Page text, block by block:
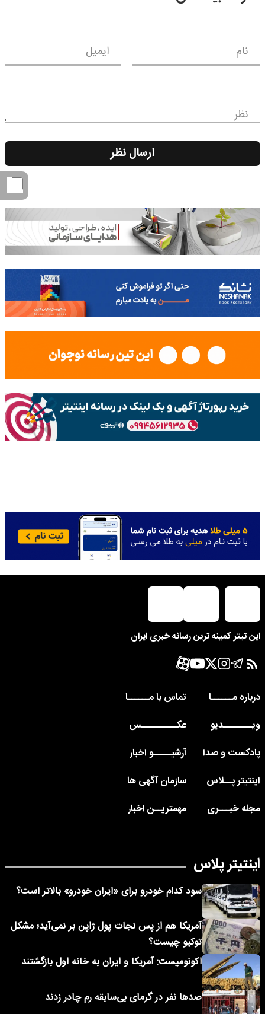
نام ایمیل
نظر
ارسال نظر
این تیتر کمینه ترین رسانه خبری ایران
درباره مــــــا
تماس با مــــــا
ویــــــــدیو
عکــــــــــس
پادکست و صدا
آرشیـــــو اخبار
اینتیتر پــلاس
سازمان آگهی ها
مجله خبـــری
مهمتریــن اخبار
اینتیتر پلاس
سود کدام خودرو برای «ایران خودرو» بالاتر است؟
آمریکا هم از پس نجات پول ژاپن بر نمی‌آید؛ مشکل
توکیو چیست؟
اکونومیست: آمریکا و ایران به خانه اول بازگشتند
صدها نفر در گرمای بی‌سابقه رم چادر زدند